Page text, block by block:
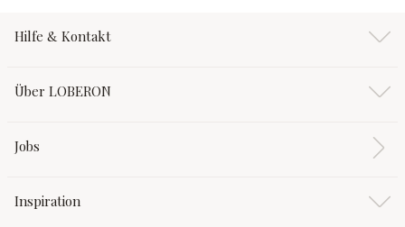
Hilfe & Kontakt
Über LOBERON
Jobs
Inspiration